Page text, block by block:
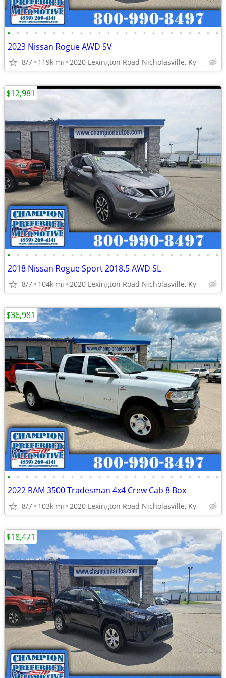
• • • • • • • • • • • • • • • • • • • • • • • •
2023 Nissan Rogue AWD SV
8/7 119k mi 2020 Lexington Road Nicholasville, Ky
• • • • • • • • • • • • • • • • • • • • • • • •
2018 Nissan Rogue Sport 2018.5 AWD SL
8/7 104k mi 2020 Lexington Road Nicholasville, Ky
$12,981
• • • • • • • • • • • • • • • • • • • • • • • •
2022 RAM 3500 Tradesman 4x4 Crew Cab 8 Box
8/7 103k mi 2020 Lexington Road Nicholasville, Ky
$36,981
$18,471